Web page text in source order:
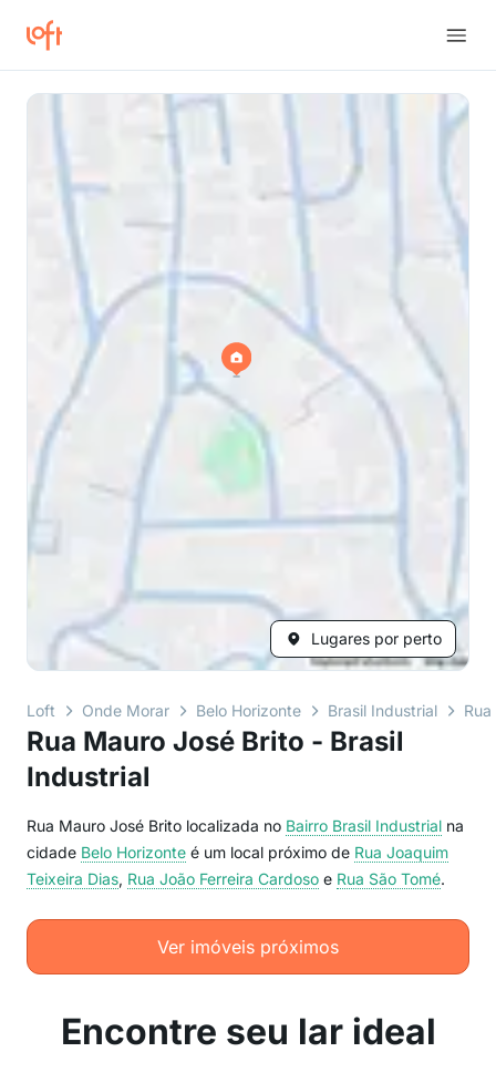
Lugares por perto
Loft Onde Morar Belo Horizonte Brasil Industrial
Rua Mauro José Brito - Brasil
Industrial
Rua Mauro José Brito localizada no Bairro Brasil Industrial na
cidade Belo Horizonte é um local próximo de Rua Joaquim
Teixeira Dias, Rua João Ferreira Cardoso e Rua São Tomé.
Ver imóveis próximos
Encontre seu lar ideal